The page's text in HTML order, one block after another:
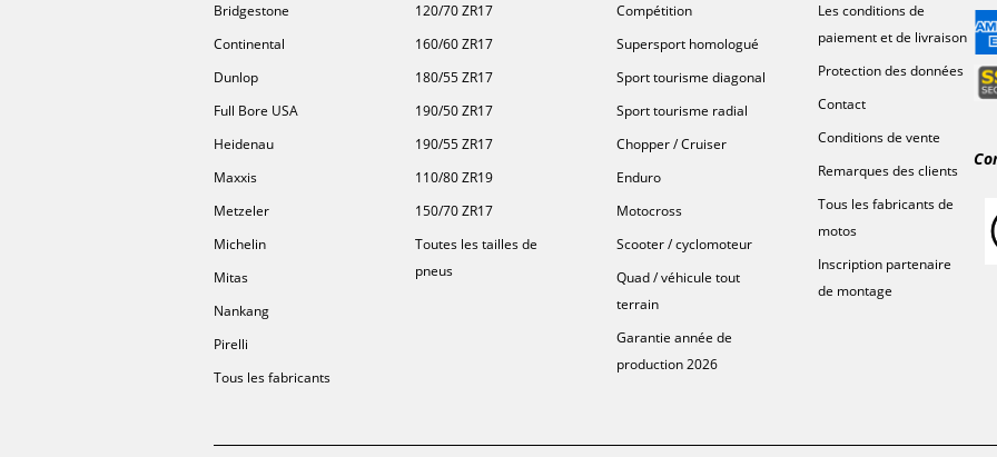
Bridgestone
Continental
Dunlop
Full Bore USA
Heidenau
Maxxis
Metzeler
Michelin
Mitas
Nankang
Pirelli
Tous les fabricants
120/70 ZR17
160/60 ZR17
180/55 ZR17
190/50 ZR17
190/55 ZR17
110/80 ZR19
150/70 ZR17
Toutes les tailles de
pneus
Compétition
Supersport homologué
Sport tourisme diagonal
Sport tourisme radial
Chopper / Cruiser
Enduro
Motocross
Scooter / cyclomoteur
Quad / véhicule tout
terrain
Garantie année de
production 2026
Les conditions de
paiement et de livraison
Protection des données
Contact
Conditions de vente
Remarques des clients
Tous les fabricants de
motos
Inscription partenaire
de montage